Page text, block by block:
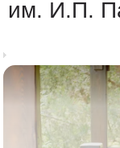
им. И.П.